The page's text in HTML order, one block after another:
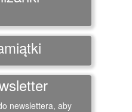
newslettera, aby